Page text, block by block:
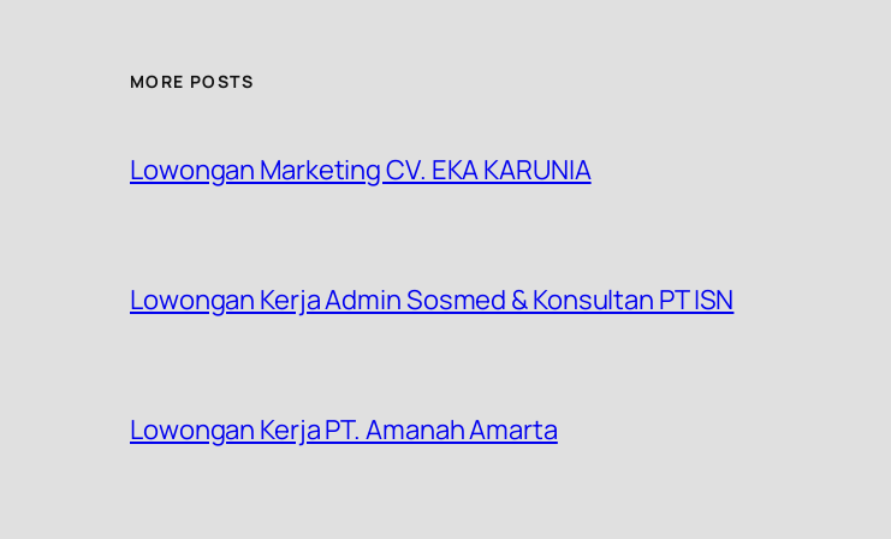
MORE POSTS
Lowongan Marketing CV. EKA KARUNIA
Lowongan Kerja Admin Sosmed & Konsultan PT ISN
Lowongan Kerja PT. Amanah Amarta